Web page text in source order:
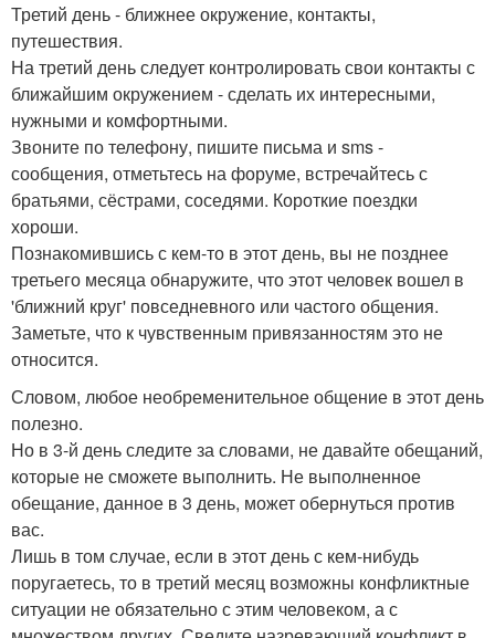
Третий день - ближнее окружение, контакты,
путешествия.
На третий день следует контролировать свои контакты с
ближайшим окружением - сделать их интересными,
нужными и комфортными.
Звоните по телефону, пишите письма и sms -
сообщения, отметьтесь на форуме, встречайтесь с
братьями, сёстрами, соседями. Короткие поездки
хороши.
Познакомившись с кем-то в этот день, вы не позднее
третьего месяца обнаружите, что этот человек вошел в
'ближний круг' повседневного или частого общения.
Заметьте, что к чувственным привязанностям это не
относится.
Словом, любое необременительное общение в этот день
полезно.
Но в 3-й день следите за словами, не давайте обещаний,
которые не сможете выполнить. Не выполненное
обещание, данное в 3 день, может обернуться против
вас.
Лишь в том случае, если в этот день с кем-нибудь
поругаетесь, то в третий месяц возможны конфликтные
ситуации не обязательно с этим человеком, а с